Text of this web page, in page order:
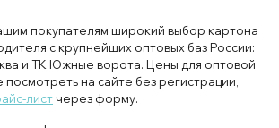
покупателям широкий выбор картона
с крупнейших оптовых баз России:
и ТК Южные ворота. Цены для оптовой
посмотреть на сайте без регистрации,
лист через форму.